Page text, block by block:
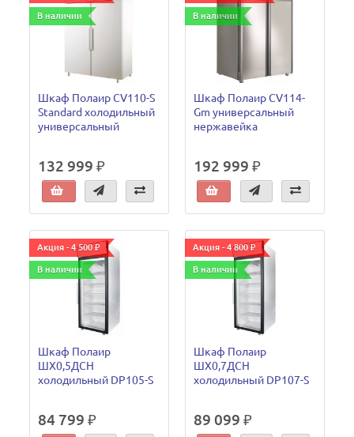
В наличии
Шкаф Полаир CV110-S
Standard холодильный
универсальный
132 999 ₽
В наличии
Шкаф Полаир CV114-
Gm универсальный
нержавейка
192 999 ₽
Акция - 4 500 ₽
В наличии
Шкаф Полаир
ШХ0,5ДСН
холодильный DP105-S
84 799 ₽
Акция - 4 800 ₽
В наличии
Шкаф Полаир
ШХ0,7ДСН
холодильный DP107-S
89 099 ₽